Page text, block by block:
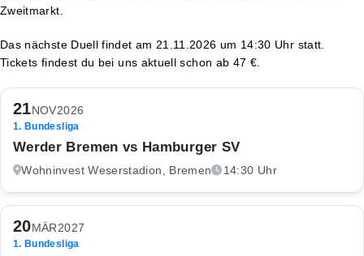
Zweitmarkt.
Das nächste Duell findet am 21.11.2026 um 14:30 Uhr statt.
Tickets findest du bei uns aktuell schon ab 47 €.
21NOV2026
1. Bundesliga
Werder Bremen vs Hamburger SV
Wohninvest Weserstadion, Bremen 14:30 Uhr
20 MÄR 2027
1. Bundesliga